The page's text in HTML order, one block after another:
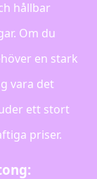
hållbar
Om du
en stark
vara det
ett stort
priser.